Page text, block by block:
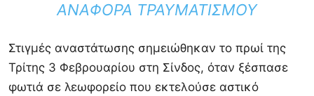
ΑΝΑΦΟΡΆ ΤΡΑΥΜΑΤΙΣΜΟΎ
Στιγμές αναστάτωσης σημειώθηκαν το πρωί της
Τρίτης 3 Φεβρουαρίου στη Σίνδος, όταν ξέσπασε
φωτιά σε λεωφορείο που εκτελούσε αστικό